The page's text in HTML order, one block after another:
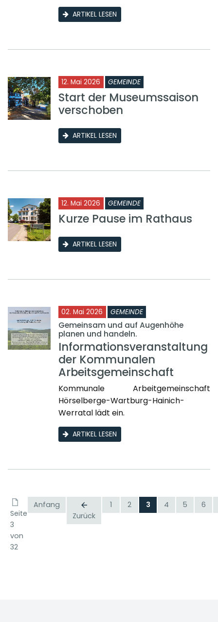
ARTIKEL LESEN
12. Mai 2026 GEMEINDE
Start der Museumssaison
verschoben
ARTIKEL LESEN
12. Mai 2026 GEMEINDE
Kurze Pause im Rathaus
ARTIKEL LESEN
02. Mai 2026 GEMEINDE
Gemeinsam und auf Augenhöhe
planen und handeln.
Informationsveranstaltung
der Kommunalen
Arbeitsgemeinschaft
Kommunale Arbeitgemeinschaft
Hörselberge-Wartburg-Hainich-
Werratal lädt ein.
ARTIKEL LESEN
Seite
3
von
32
Anfang
Zurück
1 2 3 4 5 6